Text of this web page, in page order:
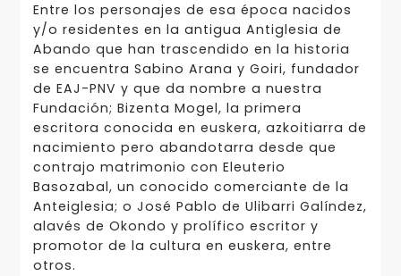
Entre los personajes de esa época nacidos
y/o residentes en la antigua Antiglesia de
Abando que han trascendido en la historia
se encuentra Sabino Arana y Goiri, fundador
de EAJ-PNV y que da nombre a nuestra
Fundación; Bizenta Mogel, la primera
escritora conocida en euskera, azkoitiarra de
nacimiento pero abandotarra desde que
contrajo matrimonio con Eleuterio
Basozabal, un conocido comerciante de la
Anteiglesia; o José Pablo de Ulibarri Galíndez,
alavés de Okondo y prolífico escritor y
promotor de la cultura en euskera, entre
otros.